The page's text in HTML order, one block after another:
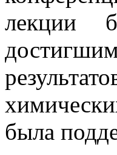
лекции
была